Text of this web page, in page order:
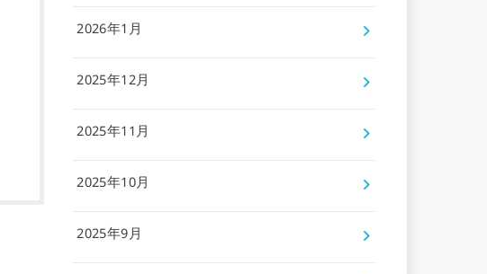
2026年1月
2025年12月
2025年11月
2025年10月
2025年9月